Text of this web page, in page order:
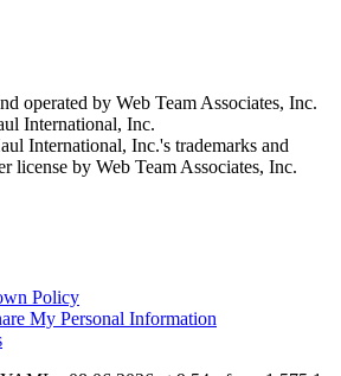
operated by Web Team Associates, Inc.
International, Inc.
International, Inc.'s trademarks and
license by Web Team Associates, Inc.
Policy
My Personal Information